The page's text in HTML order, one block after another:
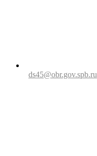
ds45@obr.gov.spb.ru